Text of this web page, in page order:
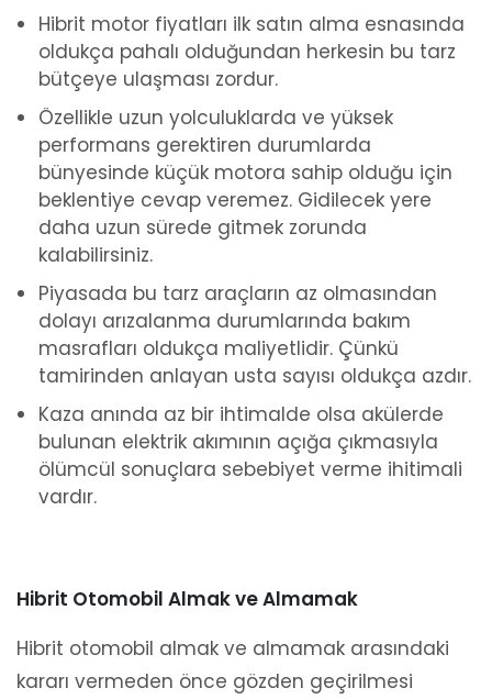
Hibrit motor fiyatları ilk satın alma esnasında
oldukça pahalı olduğundan herkesin bu tarz
bütçeye ulaşması zordur.
Özellikle uzun yolculuklarda ve yüksek
performans gerektiren durumlarda
bünyesinde küçük motora sahip olduğu için
beklentiye cevap veremez. Gidilecek yere
daha uzun sürede gitmek zorunda
kalabilirsiniz.
Piyasada bu tarz araçların az olmasından
dolayı arızalanma durumlarında bakım
masrafları oldukça maliyetlidir. Çünkü
tamirinden anlayan usta sayısı oldukça azdır.
Kaza anında az bir ihtimalde olsa akülerde
bulunan elektrik akımının açığa çıkmasıyla
ölümcül sonuçlara sebebiyet verme ihitimali
vardır.
Hibrit Otomobil Almak ve Almamak
Hibrit otomobil almak ve almamak arasındaki
kararı vermeden önce gözden geçirilmesi